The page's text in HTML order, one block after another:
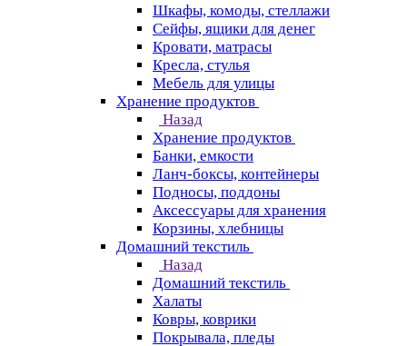
Шкафы, комоды, стеллажи
Сейфы, ящики для денег
Кровати, матрасы
Кресла, стулья
Мебель для улицы
Хранение продуктов
Назад
Хранение продуктов
Банки, емкости
Ланч-боксы, контейнеры
Подносы, поддоны
Аксессуары для хранения
Корзины, хлебницы
Домашний текстиль
Назад
Домашний текстиль
Халаты
Ковры, коврики
Покрывала, пледы